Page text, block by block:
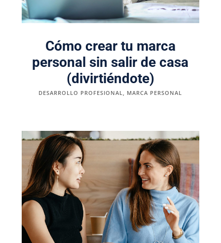
Cómo crear tu marca
personal sin salir de casa
(divirtiéndote)
DESARROLLO PROFESIONAL MARCA PERSONAL